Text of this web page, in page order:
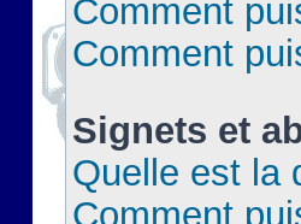
Comment
Comment
Signets et
Quelle est la
Comment